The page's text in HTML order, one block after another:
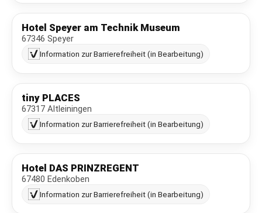
Hotel Speyer am Technik Museum
67346 Speyer
Information zur Barrierefreiheit (in Bearbeitung)
tiny PLACES
67317 Altleiningen
Information zur Barrierefreiheit (in Bearbeitung)
Hotel DAS PRINZREGENT
67480 Edenkoben
Information zur Barrierefreiheit (in Bearbeitung)